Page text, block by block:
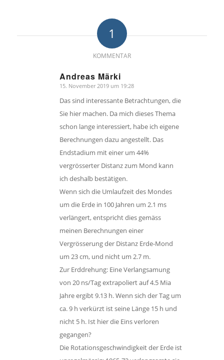
1
KOMMENTAR
Andreas Märki
sagte:
15. November 2019 um 19:28
Das sind interessante Betrachtungen, die
Sie hier machen. Da mich dieses Thema
schon lange interessiert, habe ich eigene
Berechnungen dazu angestellt. Das
Endstadium mit einer um 44%
vergrösserter Distanz zum Mond kann
ich deshalb bestätigen.
Wenn sich die Umlaufzeit des Mondes
um die Erde in 100 Jahren um 2.1 ms
verlängert, entspricht dies gemäss
meinen Berechnungen einer
Vergrösserung der Distanz Erde-Mond
um 23 cm, und nicht um 2.7 m.
Zur Erddrehung: Eine Verlangsamung
von 20 ns/Tag extrapoliert auf 4.5 Mia
Jahre ergibt 9.13 h. Wenn sich der Tag um
ca. 9 h verkürzt ist seine Länge 15 h und
nicht 5 h. Ist hier die Eins verloren
gegangen?
Die Rotationsgeschwindigkeit der Erde ist